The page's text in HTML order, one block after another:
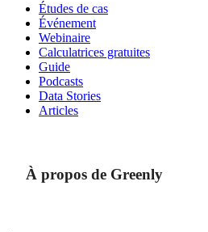
Études de cas
Événement
Webinaire
Calculatrices gratuites
Guide
Podcasts
Data Stories
Articles
À propos de Greenly